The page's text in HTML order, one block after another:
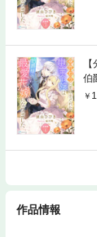
伯
作品情報